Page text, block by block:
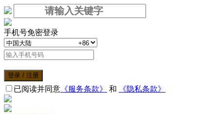
手机号免密登录
登录 / 注册
已阅读并同意 《服务条款》 和 《隐私条款》